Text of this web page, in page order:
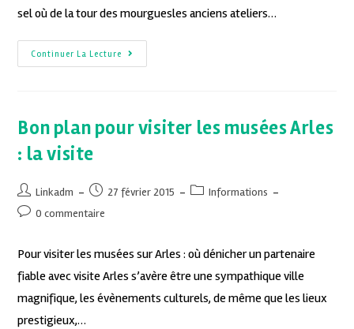
sel où de la tour des mourguesles anciens ateliers…
Continuer La Lecture
Bon plan pour visiter les musées Arles
: la visite
Linkadm 27 février 2015
Informations
0 commentaire
Pour visiter les musées sur Arles : où dénicher un partenaire
fiable avec visite Arles s’avère être une sympathique ville
magnifique, les évènements culturels, de même que les lieux
prestigieux,…